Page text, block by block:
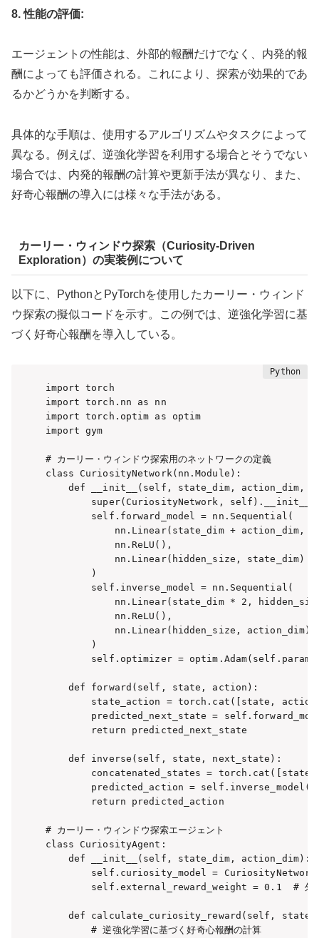
8. 性能の評価:
エージェントの性能は、外部的報酬だけでなく、内発的報
酬によっても評価される。これにより、探索が効果的であ
るかどうかを判断する。
具体的な手順は、使用するアルゴリズムやタスクによって
異なる。例えば、逆強化学習を利用する場合とそうでない
場合では、内発的報酬の計算や更新手法が異なり、また、
好奇心報酬の導入には様々な手法がある。
カーリー・ウィンドウ探索（Curiosity-Driven
Exploration）の実装例について
以下に、PythonとPyTorchを使用したカーリー・ウィンド
ウ探索の擬似コードを示す。この例では、逆強化学習に基
づく好奇心報酬を導入している。
import torch
import torch.nn as nn
import torch.optim as optim
import gym
# カーリー・ウィンドウ探索用のネットワークの定義
class CuriosityNetwork(nn.Module):
def __init__(self, state_dim, action_dim,
super(CuriosityNetwork,
        self.forward_model = nn.Sequential(
nn.Linear(state_dim + action_dim,
            nn.ReLU(),
            nn.Linear(hidden_size, state_dim)
        )
        self.inverse_model = nn.Sequential(
nn.Linear(state_dim * 2,
            nn.ReLU(),
            nn.Linear(hidden_size, action_dim)
        )
self.optimizer =
    def forward(self, state, action):
state_action = torch.cat([state,
predicted_next_state =
        return predicted_next_state
    def inverse(self, state, next_state):
concatenated_states =
predicted_action =
        return predicted_action
# カーリー・ウィンドウ探索エージェント
class CuriosityAgent:
    def __init__(self, state_dim, action_dim):
self.curiosity_model =
self.external_reward_weight = 0.1  # 外部
def calculate_curiosity_reward(self,
        # 逆強化学習に基づく好奇心報酬の計算